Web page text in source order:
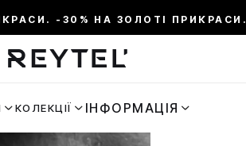
-30% НА ЗОЛОТІ
КОЛЕКЦІЇ ІНФОРМАЦІЯ